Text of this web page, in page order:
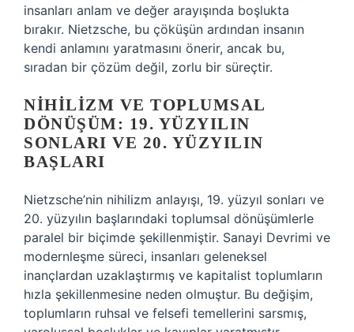
insanları anlam ve değer arayışında boşlukta
bırakır. Nietzsche, bu çöküşün ardından insanın
kendi anlamını yaratmasını önerir, ancak bu,
sıradan bir çözüm değil, zorlu bir süreçtir.
NIHILIZM VE TOPLUMSAL
DÖNÜŞÜM: 19. YÜZYILIN
SONLARI VE 20. YÜZYILIN
BAŞLARI
Nietzsche’nin nihilizm anlayışı, 19. yüzyıl sonları ve
20. yüzyılın başlarındaki toplumsal dönüşümlerle
paralel bir biçimde şekillenmiştir. Sanayi Devrimi ve
modernleşme süreci, insanları geleneksel
inançlardan uzaklaştırmış ve kapitalist toplumların
hızla şekillenmesine neden olmuştur. Bu değişim,
toplumların ruhsal ve felsefi temellerini sarsmış,